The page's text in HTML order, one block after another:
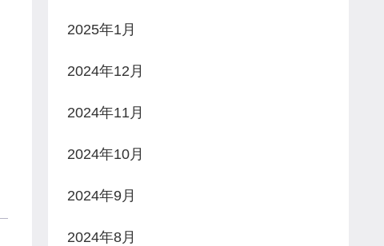
2025年1月
2024年12月
2024年11月
2024年10月
2024年9月
2024年8月